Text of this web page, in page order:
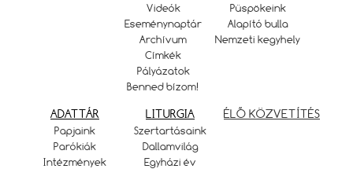
Videók
Eseménynaptár
Archívum
Címkék
Pályázatok
Benned bízom!
Püspökeink
Alapító bulla
Nemzeti kegyhely
ADATTÁR
Papjaink
Parókiák
Intézmények
LITURGIA
Szertartásaink
Dallamvilág
Egyházi év
ÉLŐ KÖZVETÍTÉS